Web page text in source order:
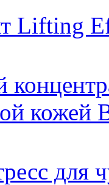
Lifting
кожей
для